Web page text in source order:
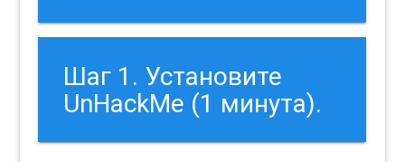
Шаг 1. Установите
UnHackMe (1 минута).